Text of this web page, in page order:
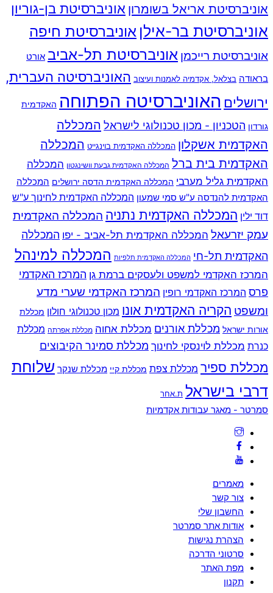
אוניברסיטת אריאל בשומרון אוניברסיטת בן-גוריון
אוניברסיטת בר-אילן אוניברסיטת חיפה
אוניברסיטת רייכמן אוניברסיטת תל-אביב אורט
בראודה בצלאל, אקדמיה לאמנות ועיצוב האוניברסיטה העברית,
ירושלים האוניברסיטה הפתוחה האקדמית
גורדון הטכניון - מכון טכנולוגי לישראל המכללה
האקדמית אשקלון המכללה האקדמית בוינגייט המכללה
האקדמית בית ברל המכללה האקדמית גבעת וושינגטון המכללה
האקדמית גליל מערבי המכללה האקדמית הדסה ירושלים המכללה
האקדמית להנדסה ע"ש סמי שמעון המכללה האקדמית לחינוך ע"ש
דוד ילין המכללה האקדמית נתניה המכללה האקדמית
עמק יזרעאל המכללה האקדמית תל-אביב - יפו המכללה
האקדמית תל-חי המכללה האקדמית תלפיות המכללה למינהל
המרכז האקדמי למשפט ולעסקים ברמת גן המרכז האקדמי
פרס המרכז האקדמי רופין המרכז האקדמי שערי מדע
ומשפט הקריה האקדמית אונו מכון טכנולוגי חולון מכללת
אורות ישראל מכללת אורנים מכללת אחוה מכללת אפרתה מכללת
כנרת מכללת לוינסקי לחינוך מכללת סמינר הקיבוצים
מכללת ספיר מכללת צפת מכללת קיי מכללת שנקר שלוחת
דרבי בישראל ת.אחר
Back
Top
סמרטר - מאגר עבודות אקדמיות
מאמרים
צור קשר
החשבון שלי
אודות אתר סמרטר
הצהרת נגישות
סרטוני הדרכה
מפת האתר
תקנון